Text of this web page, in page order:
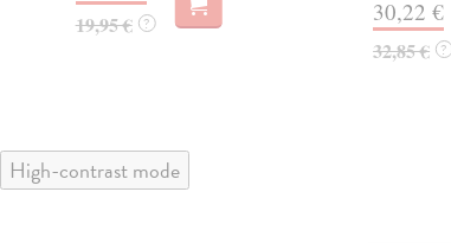
19,95 € ? 30,22 €
32,85 € ?
High-contrast mode